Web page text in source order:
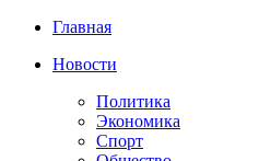
Главная
Новости
Политика
Экономика
Спорт